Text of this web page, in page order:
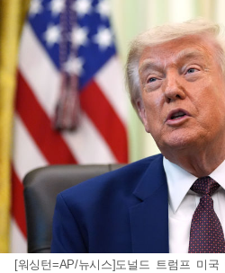
[워싱턴=AP/뉴시스]도널드 트럼프 미